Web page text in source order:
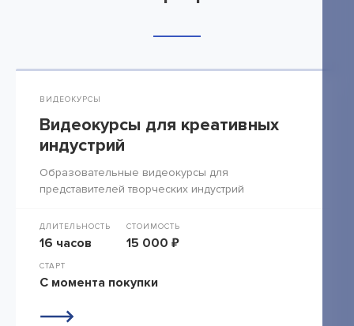
ВИДЕОКУРСЫ
Видеокурсы для креативных
индустрий
Образовательные видеокурсы для
представителей творческих индустрий
ДЛИТЕЛЬНОСТЬ
16 часов
СТОИМОСТЬ
15 000 ₽
СТАРТ
С момента покупки